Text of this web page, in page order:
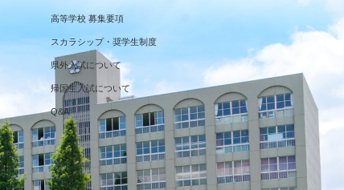
高等学校 募集要項
スカラシップ・奨学生制度
県外入試について
帰国生入試について
Q&A